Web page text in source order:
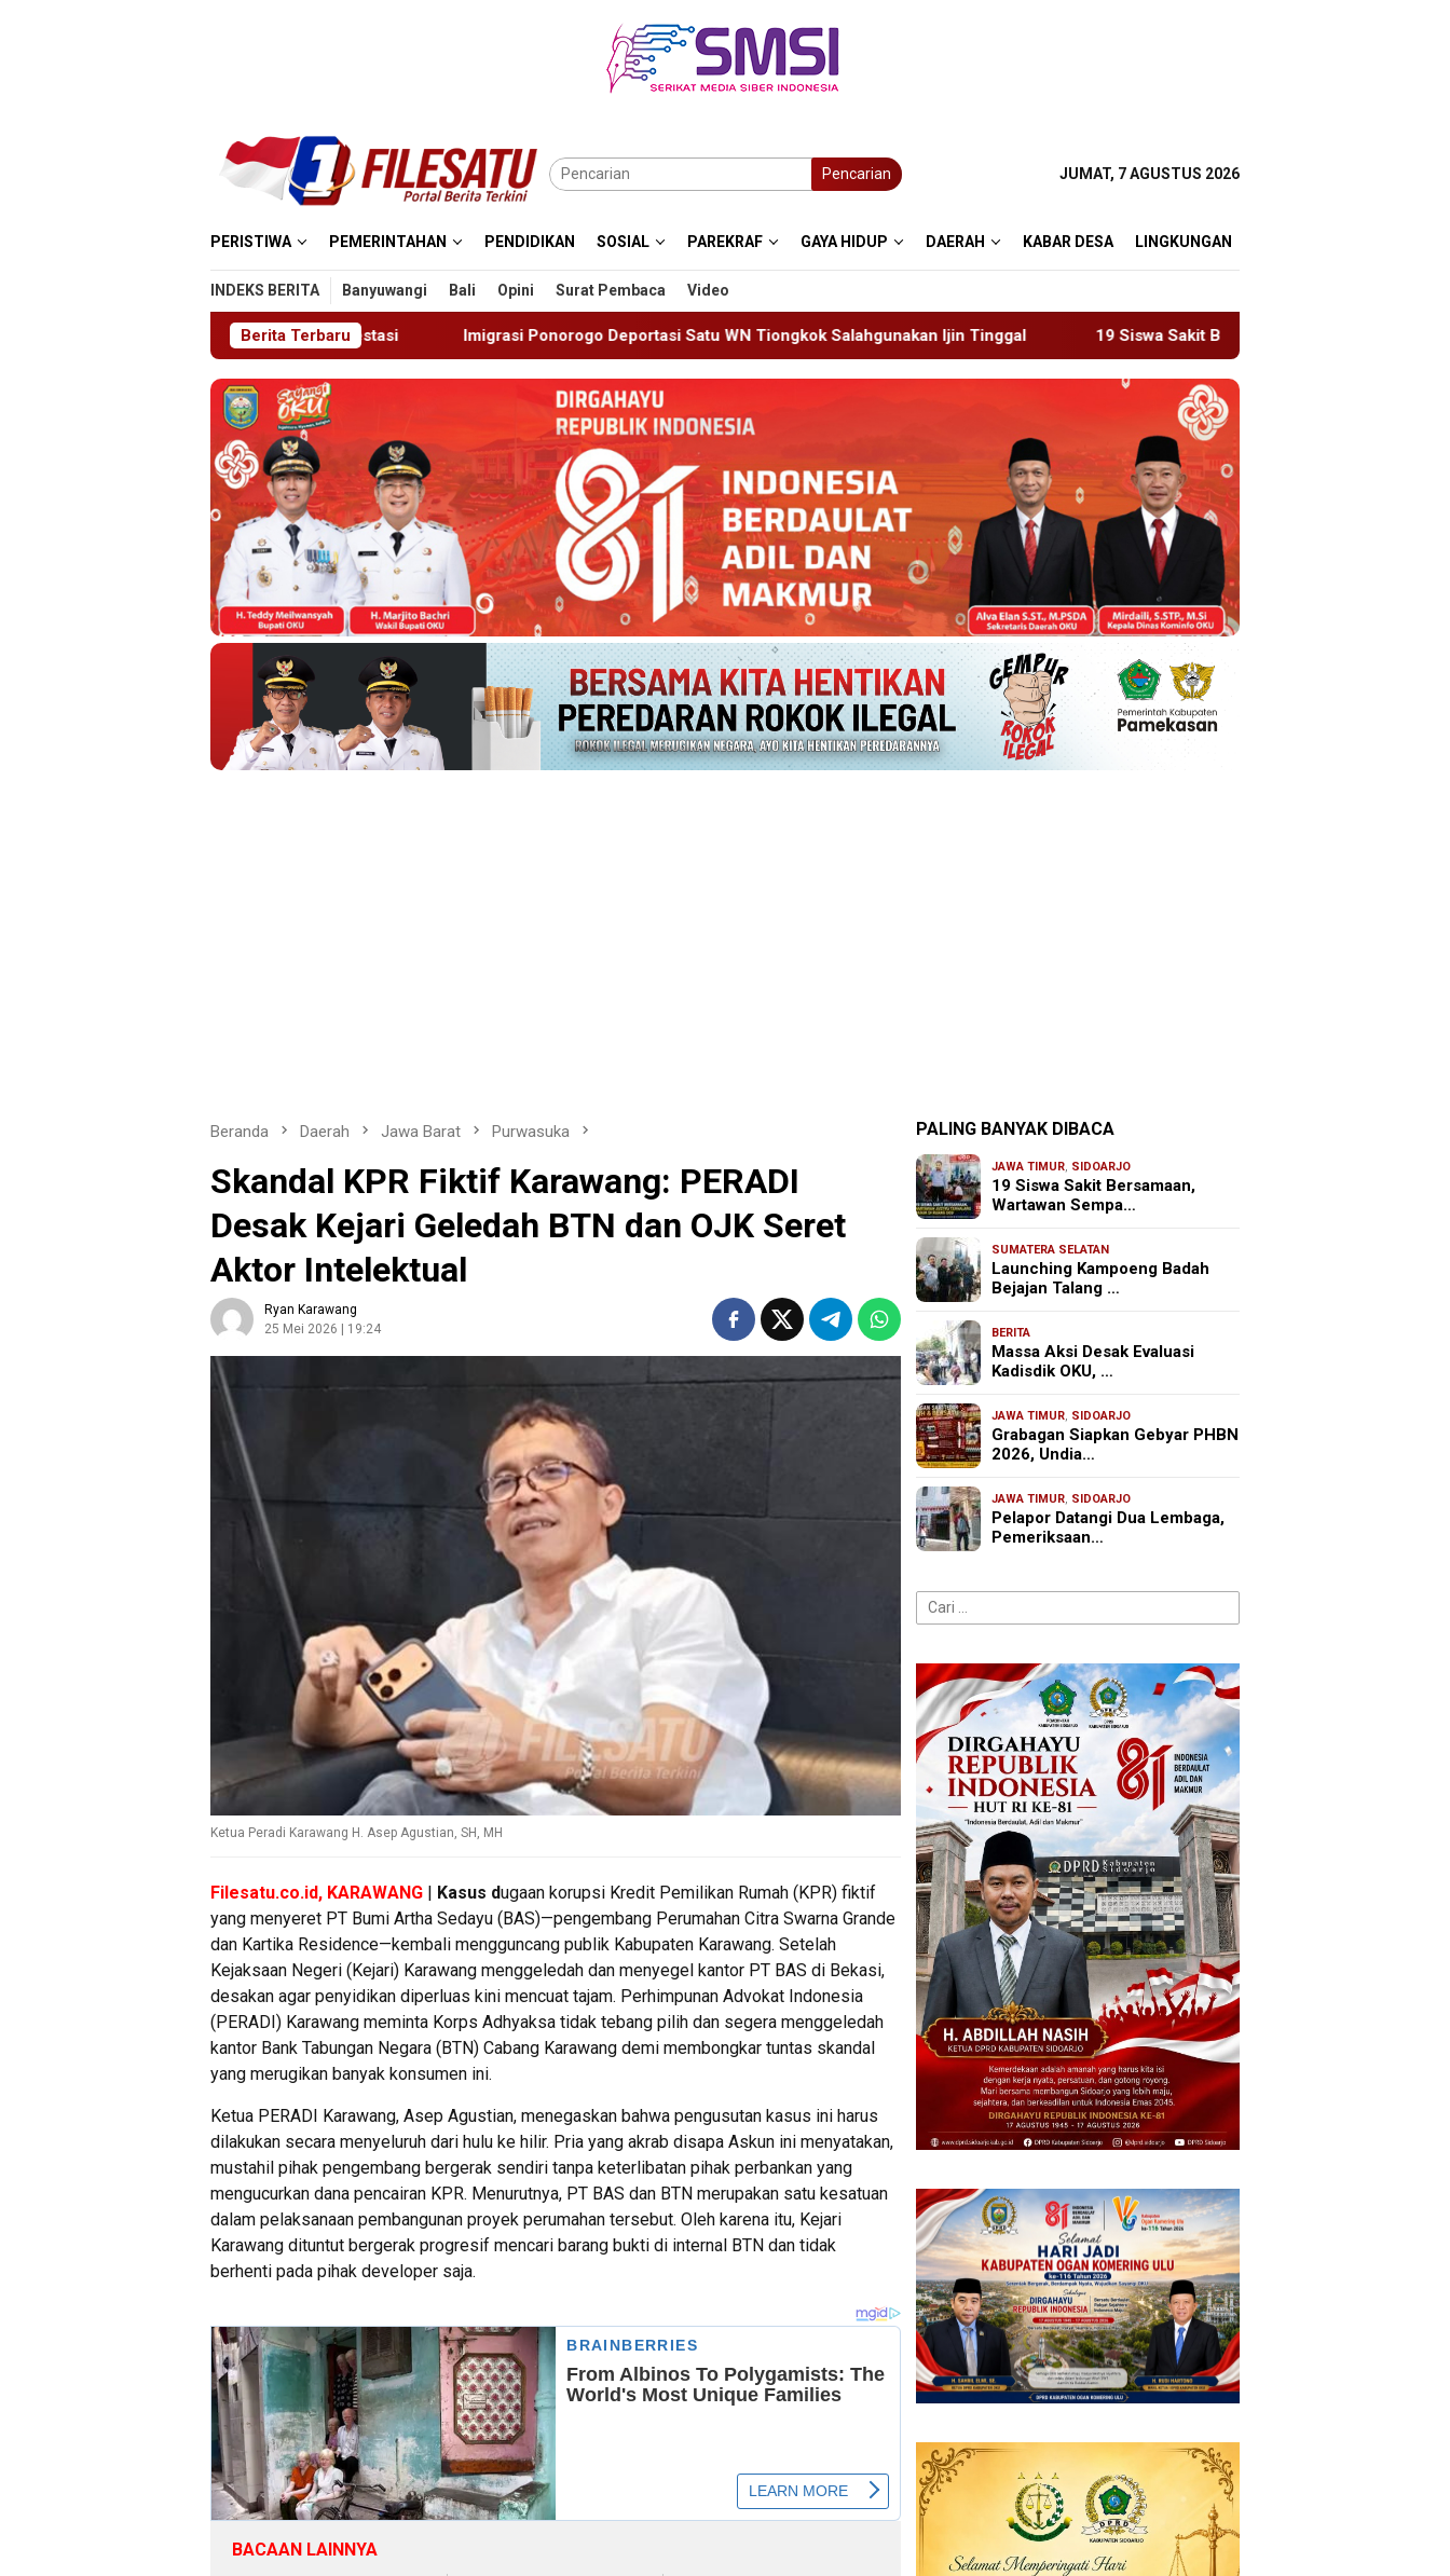
Pencarian JUMAT, 7 AGUSTUS 2026
PERISTIWA PEMERINTAHAN PENDIDIKAN SOSIAL PAREKRAF GAYA HIDUP DAERAH KABAR DESA LINGKUNGAN
INDEKS BERITA Banyuwangi Bali Opini Surat Pembaca Video
Berita Terbaru
Imigrasi Ponorogo Deportasi Satu WN Tiongkok Salahgunakan Ijin Tinggal 19 Siswa Sakit Bersamaan, Wartawan Sempat Terhalang Masuk ke Ruang
Beranda Daerah Jawa Barat Purwasuka
Skandal KPR Fiktif Karawang: PERADI
Desak Kejari Geledah BTN dan OJK Seret
Aktor Intelektual
Ryan Karawang
25 Mei 2026 | 19:24
Ketua Peradi Karawang H. Asep Agustian, SH, MH
Filesatu.co.id, KARAWANG | Kasus dugaan korupsi Kredit Pemilikan Rumah (KPR) fiktif
yang menyeret PT Bumi Artha Sedayu (BAS)—pengembang Perumahan Citra Swarna Grande
dan Kartika Residence—kembali mengguncang publik Kabupaten Karawang. Setelah
Kejaksaan Negeri (Kejari) Karawang menggeledah dan menyegel kantor PT BAS di Bekasi,
desakan agar penyidikan diperluas kini mencuat tajam. Perhimpunan Advokat Indonesia
(PERADI) Karawang meminta Korps Adhyaksa tidak tebang pilih dan segera menggeledah
kantor Bank Tabungan Negara (BTN) Cabang Karawang demi membongkar tuntas skandal
yang merugikan banyak konsumen ini.
Ketua PERADI Karawang, Asep Agustian, menegaskan bahwa pengusutan kasus ini harus
dilakukan secara menyeluruh dari hulu ke hilir. Pria yang akrab disapa Askun ini menyatakan,
mustahil pihak pengembang bergerak sendiri tanpa keterlibatan pihak perbankan yang
mengucurkan dana pencairan KPR. Menurutnya, PT BAS dan BTN merupakan satu kesatuan
dalam pelaksanaan pembangunan proyek perumahan tersebut. Oleh karena itu, Kejari
Karawang dituntut bergerak progresif mencari barang bukti di internal BTN dan tidak
berhenti pada pihak developer saja.
BACAAN LAINNYA
PALING BANYAK DIBACA
JAWA TIMUR, SIDOARJO
19 Siswa Sakit Bersamaan,
Wartawan Sempa…
SUMATERA SELATAN
Launching Kampoeng Badah
Bejajan Talang …
BERITA
Massa Aksi Desak Evaluasi
Kadisdik OKU, …
JAWA TIMUR, SIDOARJO
Grabagan Siapkan Gebyar PHBN
2026, Undia…
JAWA TIMUR, SIDOARJO
Pelapor Datangi Dua Lembaga,
Pemeriksaan…
Cari
untuk: